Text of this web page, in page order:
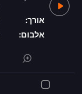
אורך:
אלבום: